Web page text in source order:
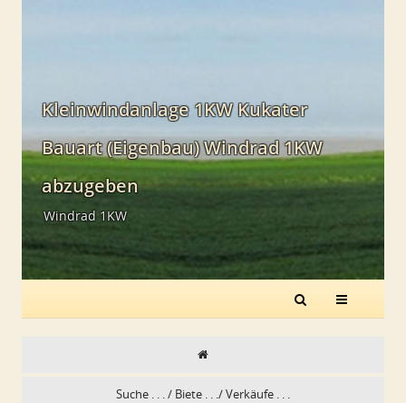
Kleinwindanlage 1KW Kukater
Bauart (Eigenbau) Windrad 1KW
abzugeben
Windrad 1KW
Suche . . . / Biete . . ./ Verkäufe . . .